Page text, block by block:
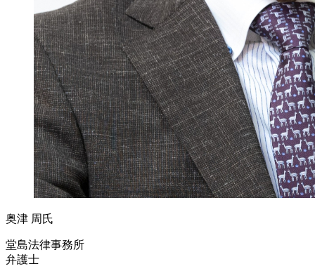
奥津 周氏
堂島法律事務所
弁護士